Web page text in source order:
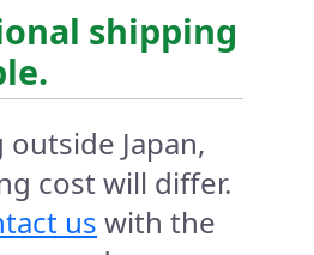
shipping
Japan,
cost will differ.
us with the